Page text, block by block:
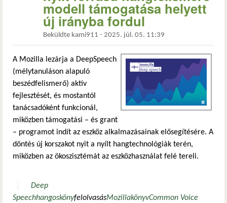
modell támogatása helyett
új irányba fordul
Beküldte kami911 - 2025. júl. 05. 11:39
A Mozilla lezárja a DeepSpeech
(mélytanuláson alapuló
beszédfelismerő) aktív
fejlesztését, és mostantól
tanácsadóként funkcionál,
miközben támogatási – és grant
– programot indít az eszköz alkalmazásainak elősegítésére. A
döntés új korszakot nyit a nyílt hangtechnológiák terén,
miközben az ökoszisztémát az eszközhasználat felé tereli.
Deep
SpeechhangoskönyfelolvasásMozillakönyvCommon Voice